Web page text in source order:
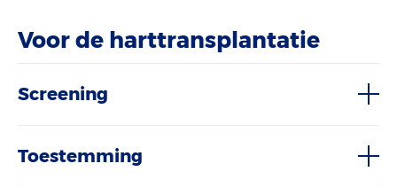
Voor de harttransplantatie
Screening
Toestemming